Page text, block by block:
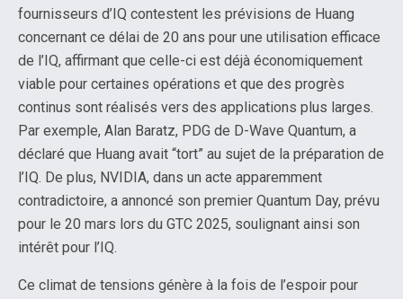
fournisseurs d’IQ contestent les prévisions de Huang
concernant ce délai de 20 ans pour une utilisation efficace
de l’IQ, affirmant que celle-ci est déjà économiquement
viable pour certaines opérations et que des progrès
continus sont réalisés vers des applications plus larges.
Par exemple, Alan Baratz, PDG de D-Wave Quantum, a
déclaré que Huang avait “tort” au sujet de la préparation de
l’IQ. De plus, NVIDIA, dans un acte apparemment
contradictoire, a annoncé son premier Quantum Day, prévu
pour le 20 mars lors du GTC 2025, soulignant ainsi son
intérêt pour l’IQ.
Ce climat de tensions génère à la fois de l’espoir pour